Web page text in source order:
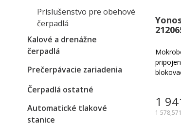
1
1
Príslušenstvo pre obehové
čerpadlá
Kalové a drenážne
čerpadlá
Prečerpávacie zariadenia
Čerpadlá ostatné
Automatické tlakové
stanice